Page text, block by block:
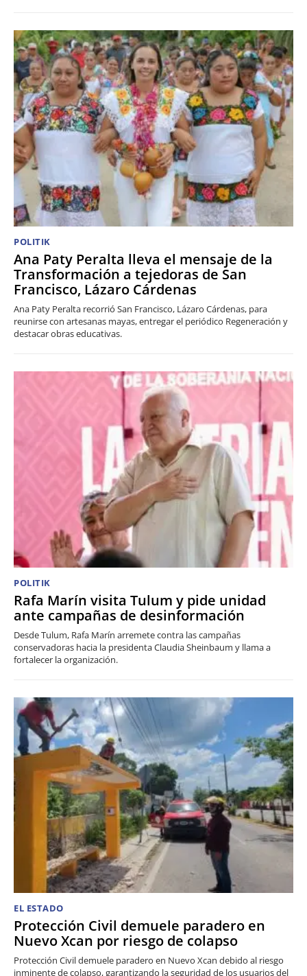
POLITIK
Ana Paty Peralta lleva el mensaje de la
Transformación a tejedoras de San
Francisco, Lázaro Cárdenas
Ana Paty Peralta recorrió San Francisco, Lázaro Cárdenas, para
reunirse con artesanas mayas, entregar el periódico Regeneración y
destacar obras educativas.
POLITIK
Rafa Marín visita Tulum y pide unidad
ante campañas de desinformación
Desde Tulum, Rafa Marín arremete contra las campañas
conservadoras hacia la presidenta Claudia Sheinbaum y llama a
fortalecer la organización.
EL ESTADO
Protección Civil demuele paradero en
Nuevo Xcan por riesgo de colapso
Protección Civil demuele paradero en Nuevo Xcan debido al riesgo
inminente de colapso, garantizando la seguridad de los usuarios del